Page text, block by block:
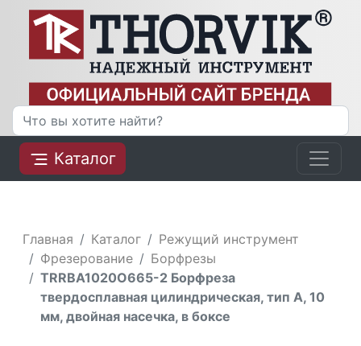
Каталог
Главная Каталог
Режущий инструмент
Фрезерование
Борфрезы
TRRBA1020О665-2 Борфреза
твердосплавная цилиндрическая, тип А, 10
мм, двойная насечка, в боксе